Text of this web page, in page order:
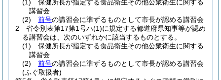
(1)
保健所長が指定する食品衛生その他公衆衛生に関する
講習会
(2)
前号の講習会に準ずるものとして市長が認める講習会
2
省令別表第17第1号ハ(1)に規定する都道府県知事等が認め
る講習会は、次のいずれかに該当するものとする。
(1)
保健所長が指定する食品衛生その他公衆衛生に関する
講習会
(2)
前号の講習会に準ずるものとして市長が認める講習会
(ふぐ取扱者)